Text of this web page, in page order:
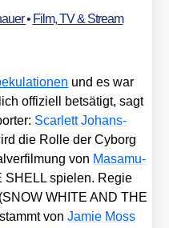
• Film, TV & Stream
und es war
offi­zi­ell bet­sä­tigt, sagt
Scar­lett Johans­
die Rol­le der Cyborg
von Masa­mu­
SHELL spie­len. Regie
(SNOW WHITE AND THE
vonJamie Moss